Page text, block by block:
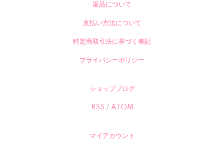
返品について
支払い方法について
特定商取引法に基づく表記
プライバシーポリシー
ショップブログ
RSS / ATOM
マイアカウント